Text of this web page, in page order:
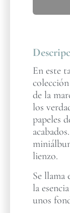
En este
de la
los
papeles
lienzo.
Se llama
la
unos